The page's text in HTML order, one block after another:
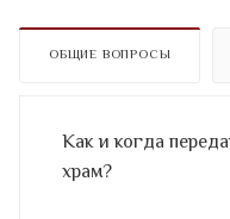
ОБЩИЕ ВОПРОСЫ
Как и когда
храм?